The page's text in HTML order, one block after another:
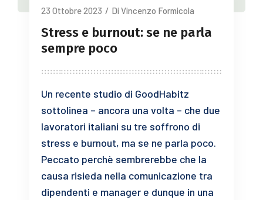
23 Ottobre 2023 / Di Vincenzo Formicola
Stress e burnout: se ne parla
sempre poco
Un recente studio di GoodHabitz
sottolinea – ancora una volta – che due
lavoratori italiani su tre soffrono di
stress e burnout, ma se ne parla poco.
Peccato perchè sembrerebbe che la
causa risieda nella comunicazione tra
dipendenti e manager e dunque in una